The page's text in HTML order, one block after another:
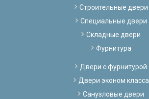
Строительные двери
Специальные двери
Складные двери
Фурнитура
Двери с фурнитурой
Двери эконом класса
Санузловые двери